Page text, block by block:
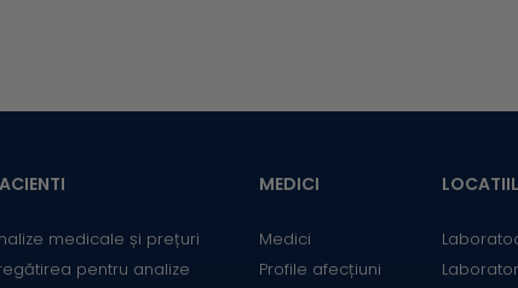
medicale și prețuri
pentru analize
MEDICI
Medici
Profile afecțiuni